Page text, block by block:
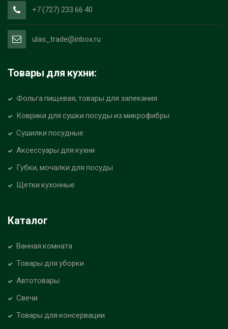
+7 (727) 233 66 40
ulas_trade@inbox.ru
Товары для кухни:
Фольга пищевая, товары для запекания
Коврики для сушки посуды из микрофибры
Сушилки посудные
Аксессуары для кухни
Губки, мочалки для посуды
Щетки кухонные
Каталог
Ванная комната
Товары для уборки
Автотовары
Свечи
Товары для консервации